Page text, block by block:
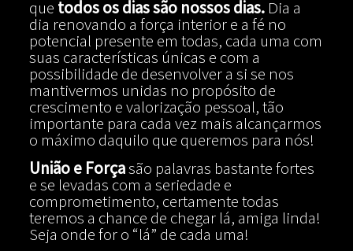
que todos os dias são nossos dias. Dia a
dia renovando a força interior e a fé no
potencial presente em todas, cada uma com
suas características únicas e com a
possibilidade de desenvolver a si se nos
mantivermos unidas no propósito de
crescimento e valorização pessoal, tão
importante para cada vez mais alcançarmos
o máximo daquilo que queremos para nós!
União e Forçasão palavras bastante fortes
e se levadas com a seriedade e
comprometimento, certamente todas
teremos a chance de chegar lá, amiga linda!
Seja onde for o “lá” de cada uma!